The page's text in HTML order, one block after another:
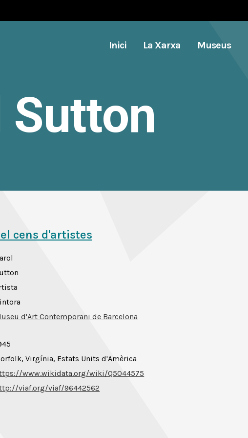
Inici La Xarxa Museus
Sutton
cens d'artistes
d'Art Contemporani de Barcelona
Virgínia, Estats Units d'Amèrica
www.wikidata.org/wiki/Q5044575
viaf.org/viaf/96442562